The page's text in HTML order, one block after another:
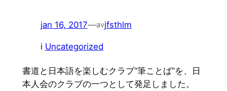
jan 16, 2017—avjfsthlm
i Uncategorized
書道と日本語を楽しむクラブ“筆ことば”を、日
本人会のクラブの一つとして発足しました。